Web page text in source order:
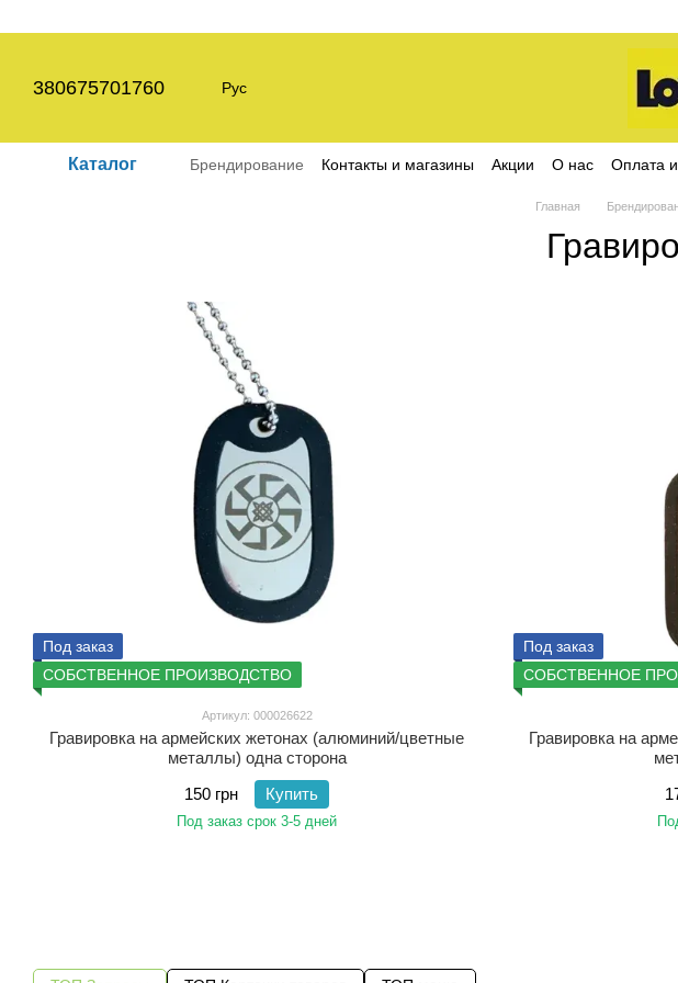
380675701760 Рус
Каталог Брендирование Контакты и магазины Акции О нас Оплата и
Главная
Под заказ
СОБСТВЕННОЕ ПРОИЗВОДСТВО
Артикул: 000026622
Гравировка на армейских жетонах (алюминий/цветные
металлы) одна сторона
150 грн
Купить
Под заказ срок 3-5 дней
Под заказ
СОБСТВЕННОЕ
Гравировка на